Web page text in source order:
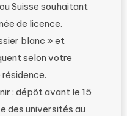
Suisse souhaitant
de licence.
blanc » et
selon votre
: dépôt avant le 15
des universités au